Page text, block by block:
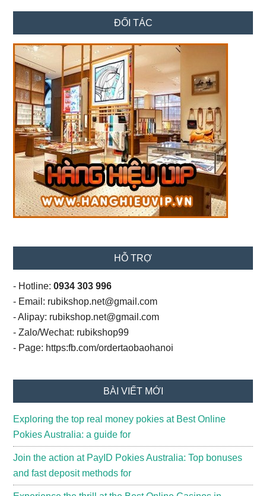
ĐỐI TÁC
HỖ TRỢ
- Hotline:0934 303 996
- Email: rubikshop.net@gmail.com
- Alipay: rubikshop.net@gmail.com
- Zalo/Wechat: rubikshop99
- Page: https:fb.com/ordertaobaohanoi
BÀI VIẾT MỚI
Exploring the top real money pokies at Best Online
Pokies Australia: a guide for
Join the action at PayID Pokies Australia: Top bonuses
and fast deposit methods for